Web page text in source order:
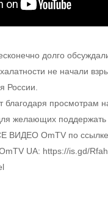
долго
не начали
России.
благодаря просмотрам
желающих поддержать
ВИДЕО OmTV по
UA: https://is.gd/